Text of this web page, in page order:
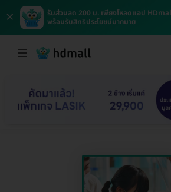
×
รับส่วนลด 200 บ. เพียงโหลดแอป
พร้อมรับสิทธิประโยชน์มากมาย